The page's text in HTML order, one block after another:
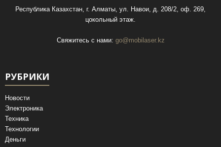
Республика Казахстан, г. Алматы, ул. Навои, д. 208/2, оф. 269,
цокольный этаж.
Свяжитесь с нами: go@mobilaser.kz
РУБРИКИ
Новости
Электроника
Техника
Технологии
Деньги